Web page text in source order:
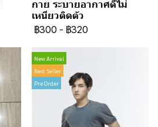
กาย ระบายอากาศดีไม่
เหนียวติดตัว
฿300 - ฿320
New Arrival
Best Seller
Pre Order